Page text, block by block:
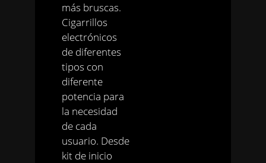
más bruscas.
Cigarrillos
electrónicos
de diferentes
tipos con
diferente
potencia para
la necesidad
de cada
usuario. Desde
kit de inicio